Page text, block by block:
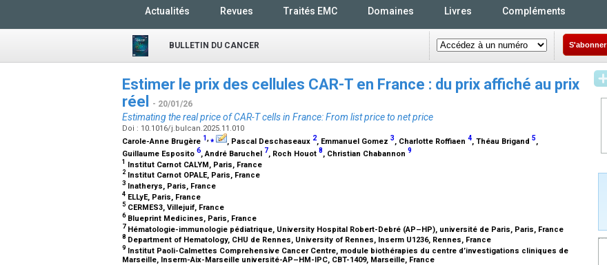
Actualités Revues Traités EMC Domaines Livres Compléments
BULLETIN DU CANCER S'abonner
Estimer le prix des cellules CAR-T en France : du prix affiché au prix
réel
- 20/01/26
Estimating the real price of CAR-T cells in France: From list price to net price
Doi : 10.1016/j.bulcan.2025.11.010
Carole-Anne Brugère 1,⁎ , Pascal Deschaseaux 2, Emmanuel Gomez 3, Charlotte Roffiaen 4, Théau Brigand 5,
Guillaume Esposito 6, André Baruchel 7, Roch Houot 8, Christian Chabannon 9
1 Institut Carnot CALYM, Paris, France
2 Institut Carnot OPALE, Paris, France
3 Inatherys, Paris, France
4 ELLyE, Paris, France
5 CERMES3, Villejuif, France
6Blueprint Medicines, Paris, France
7 Hématologie-immunologie pédiatrique, University Hospital Robert-Debré (AP–HP), université de Paris, Paris, France
8 Department of Hematology, CHU de Rennes, University of Rennes, Inserm U1236, Rennes, France
9 Institut Paoli-Calmettes Comprehensive Cancer Centre, module biothérapies du centre d’investigations cliniques de
Marseille, Inserm-Aix-Marseille université-AP–HM-IPC, CBT-1409, Marseille, France